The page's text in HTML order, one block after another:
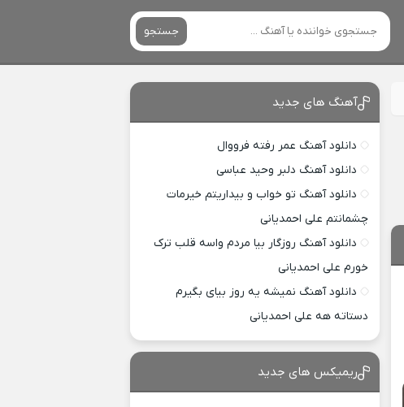
جستجو
آهنگ های جدید
دانلود آهنگ عمر رفته فرووال
دانلود آهنگ دلبر وحید عباسی
دانلود آهنگ تو خواب و بیداریتم خیرمات
چشمانتم علی احمدیانی
دانلود آهنگ روزگار بیا مردم واسه قلب ترک
خورم علی احمدیانی
دانلود آهنگ نمیشه یه روز بیای بگیرم
دستاته هه علی احمدیانی
ریمیکس های جدید